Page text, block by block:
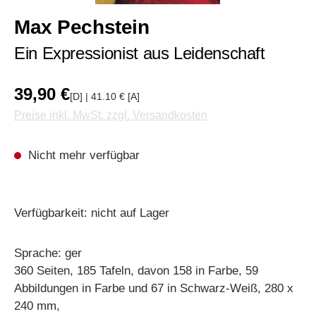
Max Pechstein
Ein Expressionist aus Leidenschaft
39,90 €[D] | 41.10 € [A]
Preise inkl. MwSt. zzgl. Versandkosten
Nicht mehr verfügbar
Verfügbarkeit: nicht auf Lager
Sprache: ger
360 Seiten, 185 Tafeln, davon 158 in Farbe, 59
Abbildungen in Farbe und 67 in Schwarz-Weiß, 280 x
240 mm,